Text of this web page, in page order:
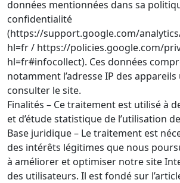
données mentionnées dans sa
confidentialité
(https://support.google.com/
hl=fr / https://policies.google.com/
hl=fr#infocollect). Ces données
notamment l’adresse IP des
consulter le site.
Finalités – Ce traitement est utilisé à
et d’étude statistique de l’utilisation
Base juridique – Le traitement est
des intérêts légitimes que nous
à améliorer et optimiser notre site
des utilisateurs. Il est fondé sur